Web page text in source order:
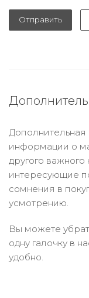
Отправить
информации о
другого
интересующие
сомнения в
усмотрению.
Вы можете
одну галочку в
удобно.